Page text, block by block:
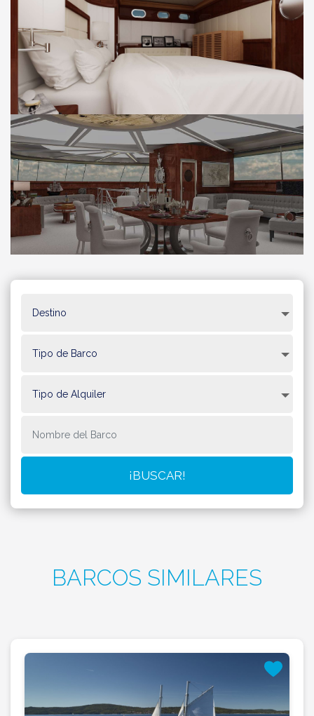
BARCOS SIMILARES